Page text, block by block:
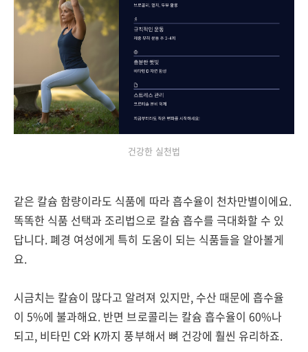
건강한 실천법
같은 칼슘 함량이라도 식품에 따라 흡수율이 천차만별이에요.
똑똑한 식품 선택과 조리법으로 칼슘 흡수를 극대화할 수 있
답니다. 폐경 여성에게 특히 도움이 되는 식품들을 알아볼게
요.
시금치는 칼슘이 많다고 알려져 있지만, 수산 때문에 흡수율
이 5%에 불과해요. 반면 브로콜리는 칼슘 흡수율이 60%나
되고, 비타민 C와 K까지 풍부해서 뼈 건강에 훨씬 유리하죠.